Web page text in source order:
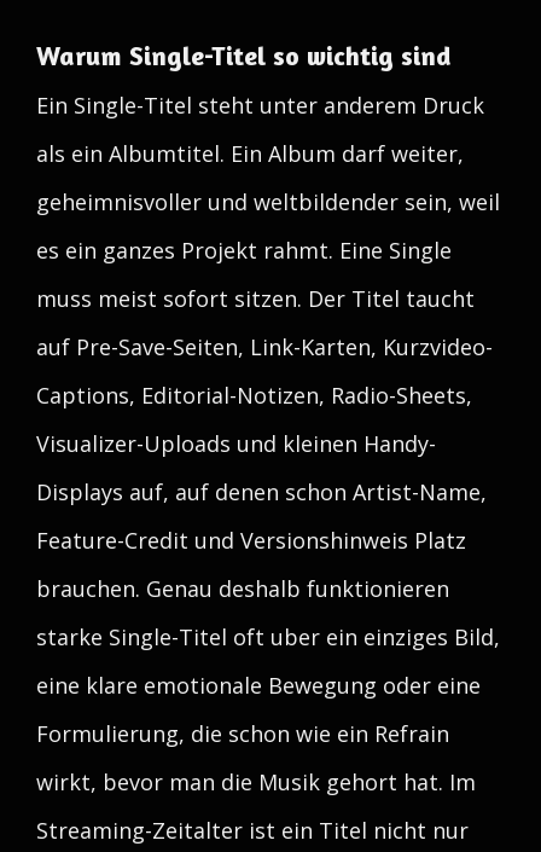
Warum Single-Titel so wichtig sind
Ein Single-Titel steht unter anderem Druck
als ein Albumtitel. Ein Album darf weiter,
geheimnisvoller und weltbildender sein, weil
es ein ganzes Projekt rahmt. Eine Single
muss meist sofort sitzen. Der Titel taucht
auf Pre-Save-Seiten, Link-Karten, Kurzvideo-
Captions, Editorial-Notizen, Radio-Sheets,
Visualizer-Uploads und kleinen Handy-
Displays auf, auf denen schon Artist-Name,
Feature-Credit und Versionshinweis Platz
brauchen. Genau deshalb funktionieren
starke Single-Titel oft uber ein einziges Bild,
eine klare emotionale Bewegung oder eine
Formulierung, die schon wie ein Refrain
wirkt, bevor man die Musik gehort hat. Im
Streaming-Zeitalter ist ein Titel nicht nur